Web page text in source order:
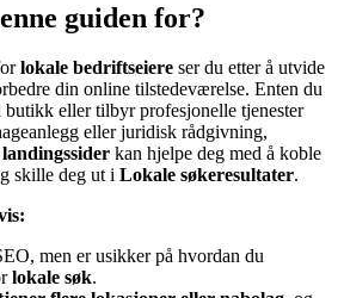
guiden for?
lokale bedriftseiere ser du etter å utvide
din online tilstedeværelse. Enten du
eller tilbyr profesjonelle tjenester
eller juridisk rådgivning,
kan hjelpe deg med å koble
skille deg ut i Lokale søkeresultater.
men er usikker på hvordan du
lokale søk.